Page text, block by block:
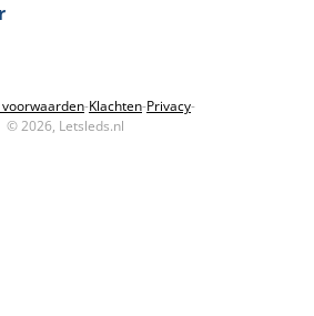
-Klachten-Privacy-
© 2026, Letsleds.nl